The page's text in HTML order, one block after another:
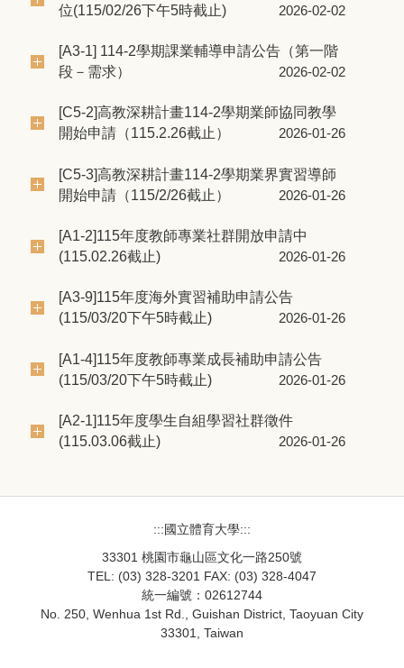
位(115/02/26下午5時截止)
2026-02-02
[A3-1] 114-2學期課業輔導申請公告（第一階
段－需求）
2026-02-02
[C5-2]高教深耕計畫114-2學期業師協同教學
開始申請（115.2.26截止）
2026-01-26
[C5-3]高教深耕計畫114-2學期業界實習導師
開始申請（115/2/26截止）
2026-01-26
[A1-2]115年度教師專業社群開放申請中
(115.02.26截止)
2026-01-26
[A3-9]115年度海外實習補助申請公告
(115/03/20下午5時截止)
2026-01-26
[A1-4]115年度教師專業成長補助申請公告
(115/03/20下午5時截止)
2026-01-26
[A2-1]115年度學生自組學習社群徵件
(115.03.06截止)
2026-01-26
:::國立體育大學:::
33301 桃園市龜山區文化一路250號
TEL: (03) 328-3201 FAX: (03) 328-4047
統一編號：02612744
No. 250, Wenhua 1st Rd., Guishan District, Taoyuan City
33301, Taiwan